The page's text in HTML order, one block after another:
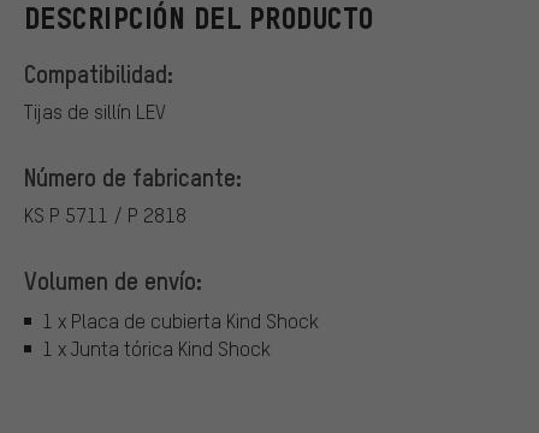
DESCRIPCIÓN DEL PRODUCTO
Compatibilidad:
Tijas de sillín LEV
Número de fabricante:
KS P 5711 / P 2818
Volumen de envío:
1 x Placa de cubierta Kind Shock
1 x Junta tórica Kind Shock